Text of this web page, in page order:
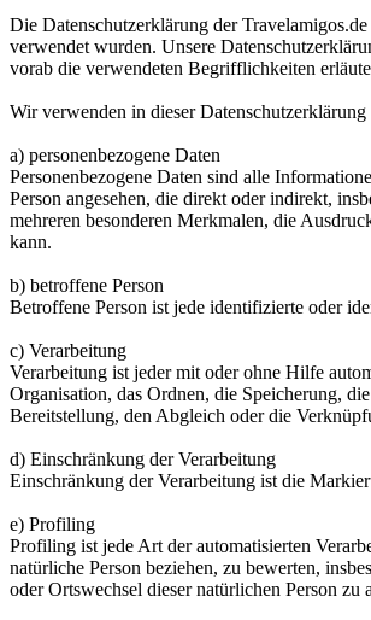
Die Datenschutzerklärung der
verwendet wurden. Unsere
vorab die verwendeten Begrifflichkeiten
Wir verwenden in dieser
a) personenbezogene Daten
Personenbezogene Daten sind alle
Person angesehen, die direkt oder indirekt,
mehreren besonderen Merkmalen, die
kann.
b) betroffene Person
Betroffene Person ist jede identifizierte oder
c) Verarbeitung
Verarbeitung ist jeder mit oder ohne Hilfe
Organisation, das Ordnen, die Speicherung,
Bereitstellung, den Abgleich oder die
d) Einschränkung der Verarbeitung
Einschränkung der Verarbeitung ist die
e) Profiling
Profiling ist jede Art der automatisierten
natürliche Person beziehen, zu bewerten,
oder Ortswechsel dieser natürlichen Person zu